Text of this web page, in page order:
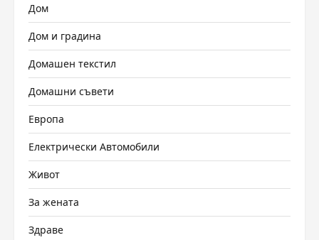
Дом
Дом и градина
Домашен текстил
Домашни съвети
Европа
Електрически Автомобили
Живот
За жената
Здраве